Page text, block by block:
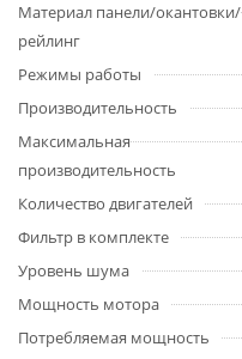
Материал панели/окантовки/
рейлинг
Режимы работы
Производительность
Максимальная
производительность
Количество двигателей
Фильтр в комплекте
Уровень шума
Мощность мотора
Потребляемая мощность